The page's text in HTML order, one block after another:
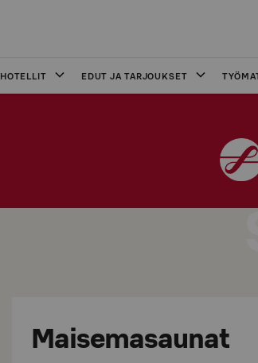
HOTELLIT EDUT JA TARJOUKSET
Maisemasaunat